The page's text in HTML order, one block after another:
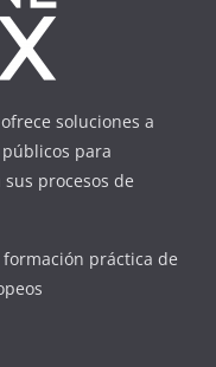
soluciones a
para
procesos de
formación práctica de